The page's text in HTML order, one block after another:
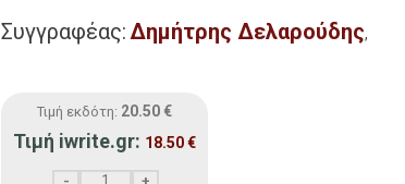
Συγγραφέας:Δημήτρης Δελαρούδης,
Τιμή εκδότη: 20.50 €
Τιμή iwrite.gr: 18.50€